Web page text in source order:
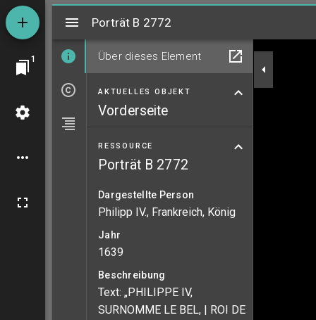
1
MiradorPorträt B 2772
Über dieses Element
AKTUELLES OBJEKT
Vorderseite
RESSOURCE
Porträt B 2772
Dargestellte Person
Philipp IV., Frankreich, König
Jahr
1639
Beschreibung
Text: „PHILIPPE IV,
SURNOMME LE BEL, | ROI DE
Porträt B 2772